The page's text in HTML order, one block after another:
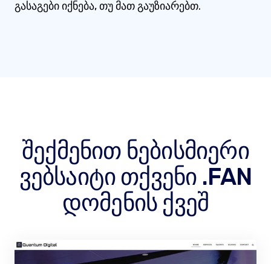
გასაგები იქნება, თუ მათ გაუზიარებთ.
შექმენით ნებისმიერი
ვებსაიტი თქვენი .FAN
დომენის ქვეშ